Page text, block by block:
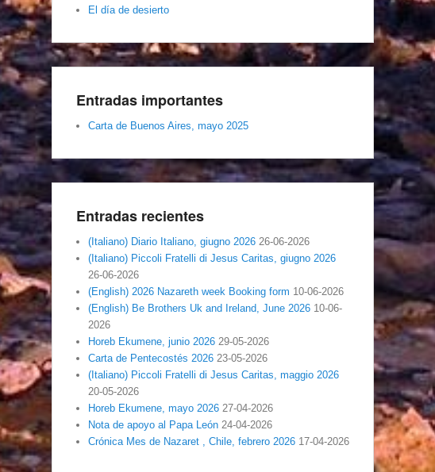
El día de desierto
Entradas importantes
Carta de Buenos Aires, mayo 2025
Entradas recientes
(Italiano) Diario Italiano, giugno 2026 26-06-2026
(Italiano) Piccoli Fratelli di Jesus Caritas, giugno 2026
26-06-2026
(English) 2026 Nazareth week Booking form 10-06-2026
(English) Be Brothers Uk and Ireland, June 2026 10-06-
2026
Horeb Ekumene, junio 2026 29-05-2026
Carta de Pentecostés 2026 23-05-2026
(Italiano) Piccoli Fratelli di Jesus Caritas, maggio 2026
20-05-2026
Horeb Ekumene, mayo 2026 27-04-2026
Nota de apoyo al Papa León 24-04-2026
Crónica Mes de Nazaret , Chile, febrero 2026 17-04-2026